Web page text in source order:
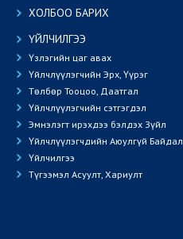
ХОЛБОО БАРИХ
ҮЙЛЧИЛГЭЭ
Үзлэгийн цаг авах
Үйлчлүүлэгчийн Эрх, Үүрэг
Төлбөр Тооцоо, Даатгал
Үйлчлүүлэгчийн сэтгэгдэл
Эмнэлэгт ирэхдээ бэлдэх Зүйл
Үйлчлүүлэгчдийн Аюулгүй Байдал
Үйлчилгээ
Түгээмэл Асуулт, Хариулт